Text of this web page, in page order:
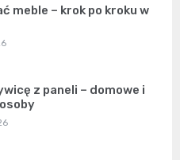
meble – krok po kroku w
z paneli – domowe i